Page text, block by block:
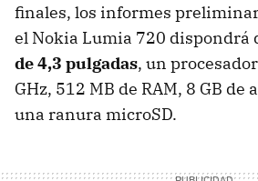
finales, los informes
el Nokia Lumia 720 dispondrá
de 4,3 pulgadas, un
GHz, 512 MB de RAM, 8 GB
una ranura microSD.